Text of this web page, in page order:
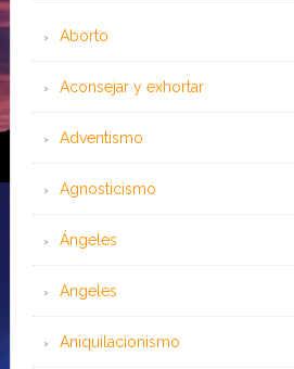
Aborto
Aconsejar y exhortar
Adventismo
Agnosticismo
Ángeles
Angeles
Aniquilacionismo